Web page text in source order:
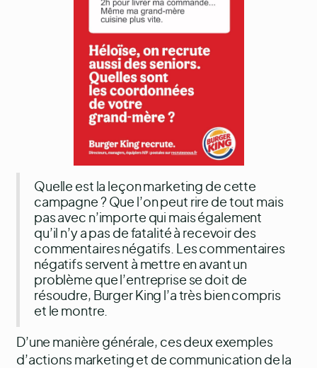
Quelle est la leçon marketing de cette
campagne ? Que l’on peut rire de tout mais
pas avec n’importe qui mais également
qu’il n’y a pas de fatalité à recevoir des
commentaires négatifs. Les commentaires
négatifs servent à mettre en avant un
problème que l’entreprise se doit de
résoudre, Burger King l’a très bien compris
et le montre.
D’une manière générale, ces deux exemples
d’actions marketing et de communication de la